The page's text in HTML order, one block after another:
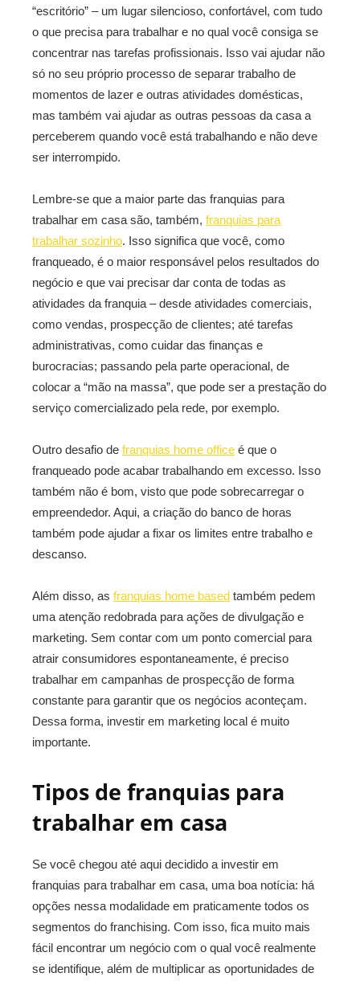
“escritório” – um lugar silencioso, confortável, com tudo
o que precisa para trabalhar e no qual você consiga se
concentrar nas tarefas profissionais. Isso vai ajudar não
só no seu próprio processo de separar trabalho de
momentos de lazer e outras atividades domésticas,
mas também vai ajudar as outras pessoas da casa a
perceberem quando você está trabalhando e não deve
ser interrompido.
Lembre-se que a maior parte das franquias para
trabalhar em casa são, também, franquias para
trabalhar sozinho. Isso significa que você, como
franqueado, é o maior responsável pelos resultados do
negócio e que vai precisar dar conta de todas as
atividades da franquia – desde atividades comerciais,
como vendas, prospecção de clientes; até tarefas
administrativas, como cuidar das finanças e
burocracias; passando pela parte operacional, de
colocar a “mão na massa”, que pode ser a prestação do
serviço comercializado pela rede, por exemplo.
Outro desafio de franquias home office é que o
franqueado pode acabar trabalhando em excesso. Isso
também não é bom, visto que pode sobrecarregar o
empreendedor. Aqui, a criação do banco de horas
também pode ajudar a fixar os limites entre trabalho e
descanso.
Além disso, as franquias home based também pedem
uma atenção redobrada para ações de divulgação e
marketing. Sem contar com um ponto comercial para
atrair consumidores espontaneamente, é preciso
trabalhar em campanhas de prospecção de forma
constante para garantir que os negócios aconteçam.
Dessa forma, investir em marketing local é muito
importante.
Tipos de franquias para
trabalhar em casa
Se você chegou até aqui decidido a investir em
franquias para trabalhar em casa, uma boa notícia: há
opções nessa modalidade em praticamente todos os
segmentos do franchising. Com isso, fica muito mais
fácil encontrar um negócio com o qual você realmente
se identifique, além de multiplicar as oportunidades de